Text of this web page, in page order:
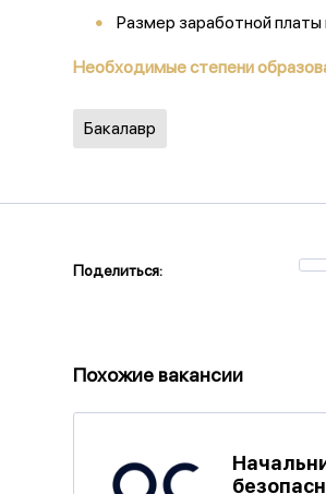
Размер заработной
Необходимые степени
Бакалавр
Поделиться:
Похожие вакансии